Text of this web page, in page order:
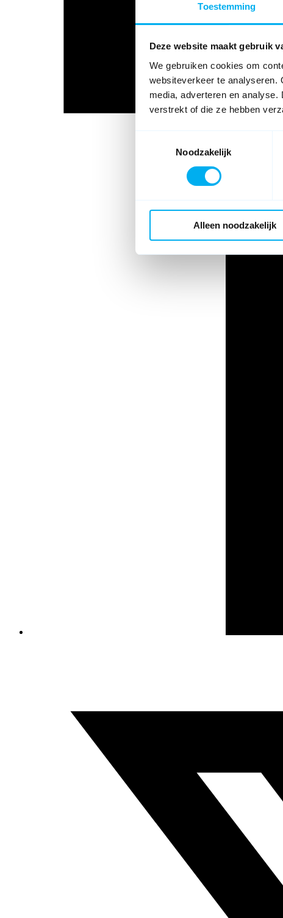
Toestemming
Deze website maakt gebruik
We gebruiken cookies om
websiteverkeer te analyseren.
media, adverteren en
verstrekt of die ze hebben
Noodzakelijk
Alleen noodzakelijk